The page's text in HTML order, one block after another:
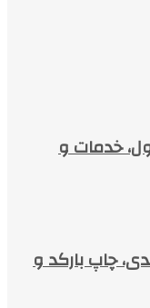
خدمات و
چاپ بارکد و